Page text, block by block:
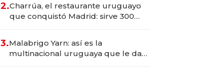
millones
2.Charrúa, el restaurante uruguayo
que conquistó Madrid: sirve 300
prepara apertura
3.Malabrigo Yarn: así es la
multinacional uruguaya que le da